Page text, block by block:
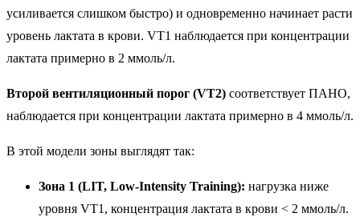
усиливается слишком быстро) и одновременно начинает расти
уровень лактата в крови. VT1 наблюдается при концентрации
лактата примерно в 2 ммоль/л.
Второй вентиляционный порог (VT2) соответствует ПАНО,
наблюдается при концентрации лактата примерно в 4 ммоль/л.
В этой модели зоны выглядят так:
Зона 1 (LIT, Low-Intensity Training): нагрузка ниже
уровня VT1, концентрация лактата в крови < 2 ммоль/л.